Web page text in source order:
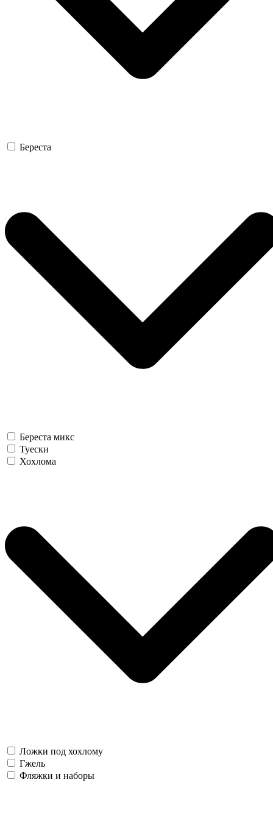
Береста
Береста микс
Туески
Хохлома
Ложки под хохлому
Гжель
Фляжки и наборы